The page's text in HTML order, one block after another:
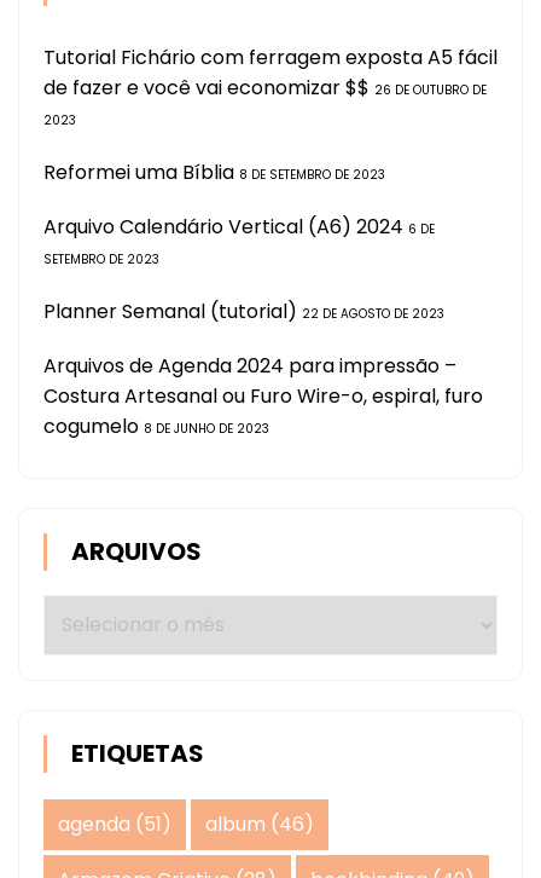
Tutorial Fichário com ferragem exposta A5 fácil
de fazer e você vai economizar $$ 26 DE OUTUBRO DE
2023
Reformei uma Bíblia 8 DE SETEMBRO DE 2023
Arquivo Calendário Vertical (A6) 2024 6 DE
SETEMBRO DE 2023
Planner Semanal (tutorial) 22 DE AGOSTO DE 2023
Arquivos de Agenda 2024 para impressão –
Costura Artesanal ou Furo Wire-o, espiral, furo
cogumelo 8 DE JUNHO DE 2023
ARQUIVOS
Arquivos
ETIQUETAS
agenda (51) album (46)